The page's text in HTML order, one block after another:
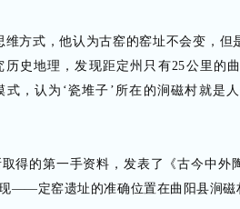
维方式，他认为古窑的窑址不会变，但
史地理，发现距定州只有25公里的
，认为‘瓷堆子’所在的涧磁村就是
得的第一手资料，发表了《古今中外
——定窑遗址的准确位置在曲阳县涧磁